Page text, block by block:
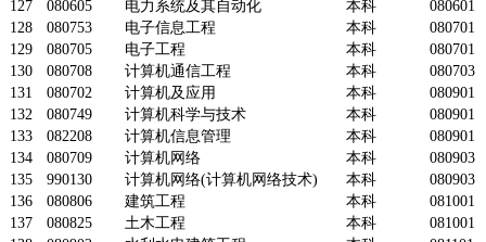
127
080605 电力系统及其自动化 本科
080601
128
080753 电子信息工程 本科
080701
129
080705 电子工程 本科
080701
130
080708 计算机通信工程 本科
080703
131
080702 计算机及应用 本科
080901
132
080749 计算机科学与技术 本科
080901
133
082208 计算机信息管理 本科
080901
134
080709 计算机网络 本科
080903
135
990130 计算机网络(计算机网络技术) 本科
080903
136
080806 建筑工程 本科
081001
137
080825 土木工程 本科
081001